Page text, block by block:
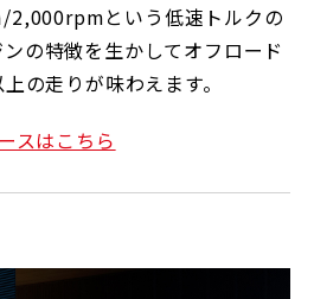
という低速トルクの
の特徴を生かしてオフロード
の走りが味わえます。
スはこちら